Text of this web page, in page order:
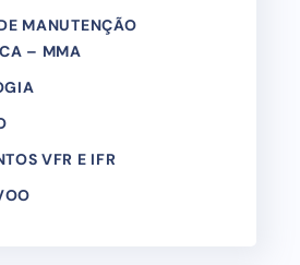
MANUTENÇÃO
– MMA
VFR E IFR